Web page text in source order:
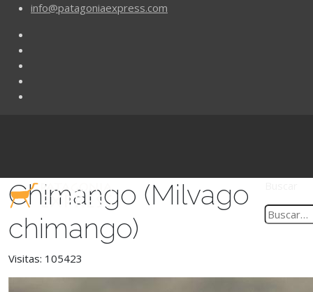
info@patagoniaexpress.com
Chimango (Milvago
chimango)
Visitas: 105423